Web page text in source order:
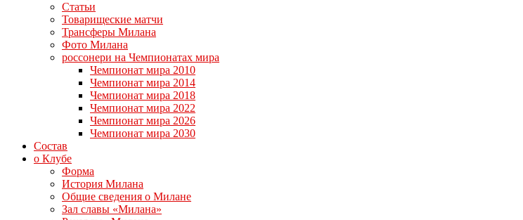
Статьи
Товарищеские матчи
Трансферы Милана
Фото Милана
россонери на Чемпионатах мира
Чемпионат мира 2010
Чемпионат мира 2014
Чемпионат мира 2018
Чемпионат мира 2022
Чемпионат мира 2026
Чемпионат мира 2030
Состав
о Клубе
Форма
История Милана
Общие сведения о Милане
Зал славы «Милана»